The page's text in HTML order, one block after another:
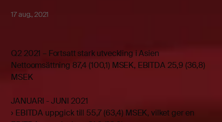
17 aug., 2021
Q2 2021 – Fortsatt stark utveckling i Asien
Nettoomsättning 87,4 (100,1) MSEK, EBITDA 25,9 (36,8)
MSEK
JANUARI - JUNI 2021
› EBITDA uppgick till 55,7 (63,4) MSEK, vilket ger en